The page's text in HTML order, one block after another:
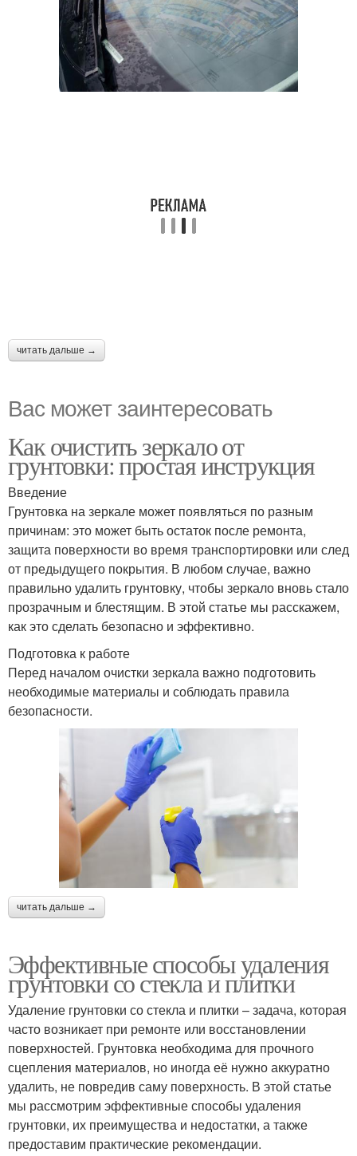
читать дальше →
Вас может заинтересовать
Как очистить зеркало от
грунтовки: простая инструкция
Введение
Грунтовка на зеркале может появляться по разным
причинам: это может быть остаток после ремонта,
защита поверхности во время транспортировки или след
от предыдущего покрытия. В любом случае, важно
правильно удалить грунтовку, чтобы зеркало вновь стало
прозрачным и блестящим. В этой статье мы расскажем,
как это сделать безопасно и эффективно.
Подготовка к работе
Перед началом очистки зеркала важно подготовить
необходимые материалы и соблюдать правила
безопасности.
читать дальше →
Эффективные способы удаления
грунтовки со стекла и плитки
Удаление грунтовки со стекла и плитки – задача, которая
часто возникает при ремонте или восстановлении
поверхностей. Грунтовка необходима для прочного
сцепления материалов, но иногда её нужно аккуратно
удалить, не повредив саму поверхность. В этой статье
мы рассмотрим эффективные способы удаления
грунтовки, их преимущества и недостатки, а также
предоставим практические рекомендации.